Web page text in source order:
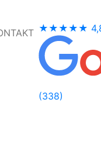
★★★★★
(338)